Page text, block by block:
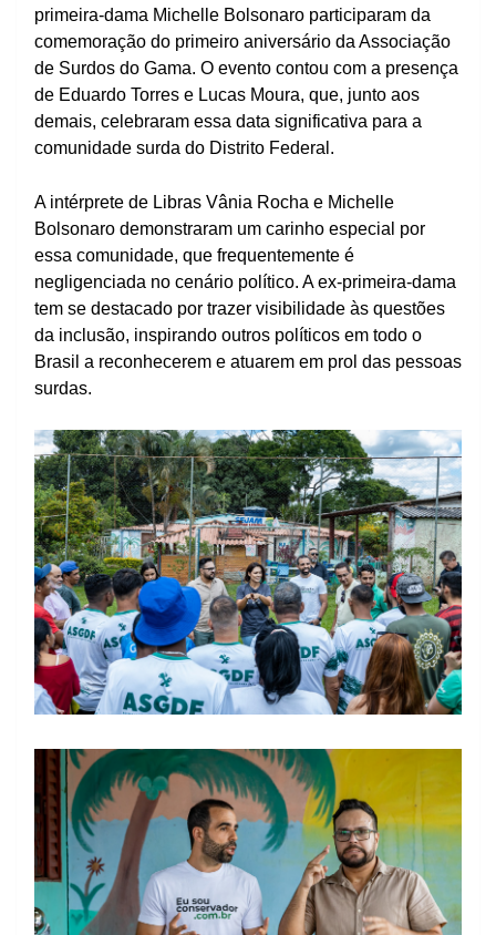
primeira-dama Michelle Bolsonaro participaram da
comemoração do primeiro aniversário da Associação
de Surdos do Gama. O evento contou com a presença
de Eduardo Torres e Lucas Moura, que, junto aos
demais, celebraram essa data significativa para a
comunidade surda do Distrito Federal.
A intérprete de Libras Vânia Rocha e Michelle
Bolsonaro demonstraram um carinho especial por
essa comunidade, que frequentemente é
negligenciada no cenário político. A ex-primeira-dama
tem se destacado por trazer visibilidade às questões
da inclusão, inspirando outros políticos em todo o
Brasil a reconhecerem e atuarem em prol das pessoas
surdas.